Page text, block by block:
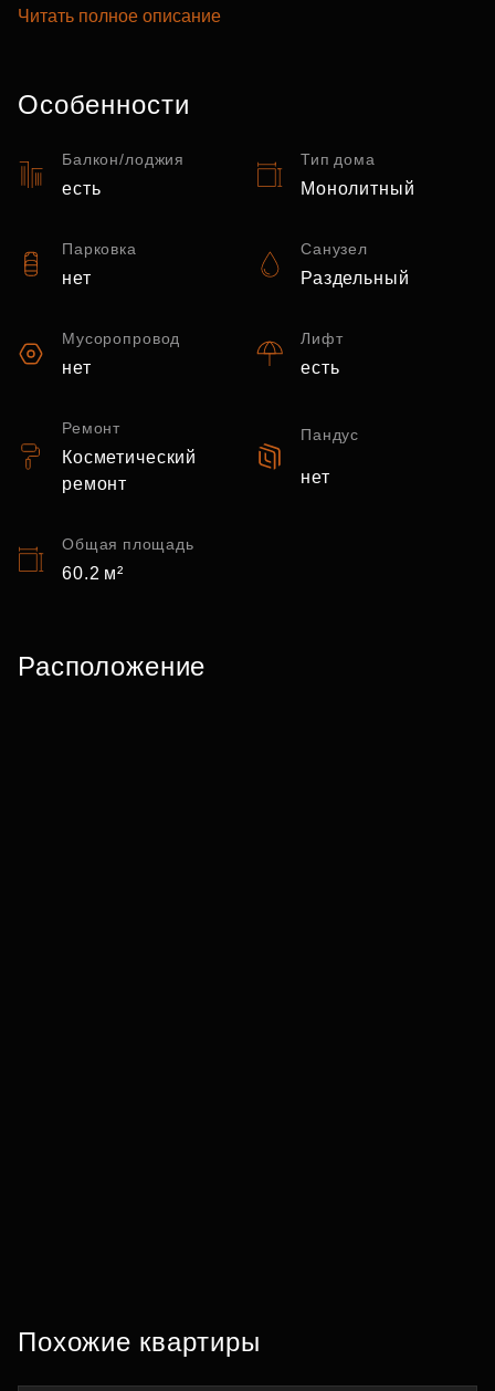
Читать полное описание
Особенности
Балкон/лоджия
есть
Тип дома
Монолитный
Парковка
нет
Санузел
Раздельный
Мусоропровод
нет
Лифт
есть
Ремонт
Косметический
ремонт
Пандус
нет
Общая площадь
60.2 м²
Расположение
Похожие квартиры